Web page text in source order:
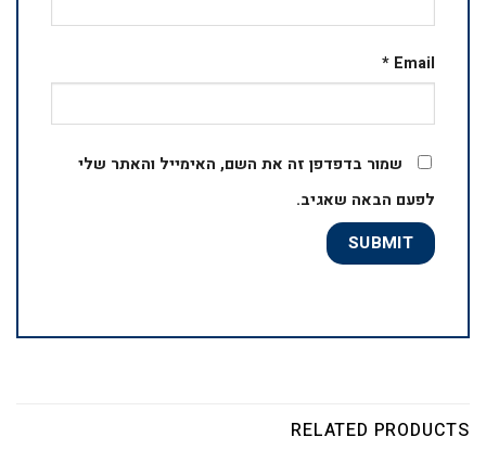
Email
*
שמור בדפדפן זה את השם, האימייל והאתר שלי
לפעם הבאה שאגיב.
RELATED PRODUCTS